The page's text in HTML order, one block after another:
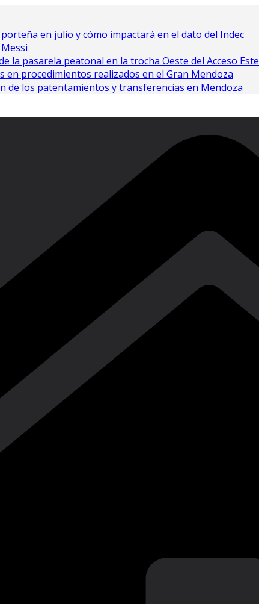
en julio y cómo impactará en el dato del Indec
la pasarela peatonal en la trocha Oeste del Acceso Este
en procedimientos realizados en el Gran Mendoza
de los patentamientos y transferencias en Mendoza